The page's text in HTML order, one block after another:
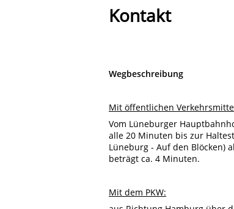
Kontakt
Wegbeschreibung
Mit öffentlichen
Vom Lüneburger
alle 20 Minuten bis zur
Lüneburg - Auf den Blöcken)
beträgt ca. 4 Minuten.
Mit dem PKW: